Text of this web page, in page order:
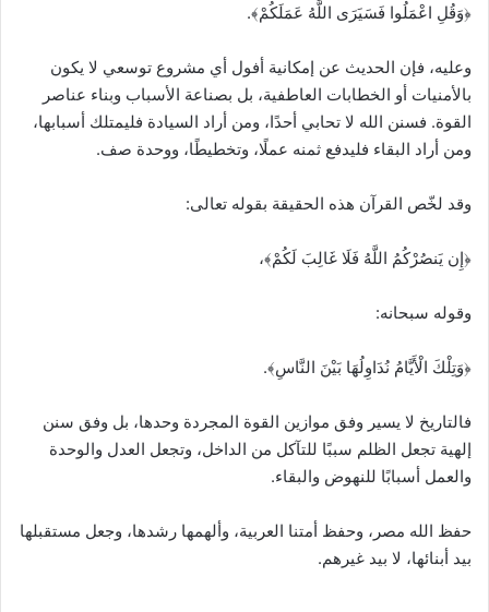
﴿وَقُلِ اعْمَلُوا فَسَيَرَى اللَّهُ عَمَلَكُمْ﴾.
وعليه، فإن الحديث عن إمكانية أفول أي مشروع توسعي لا يكون
بالأمنيات أو الخطابات العاطفية، بل بصناعة الأسباب وبناء عناصر
القوة. فسنن الله لا تحابي أحدًا، ومن أراد السيادة فليمتلك أسبابها،
ومن أراد البقاء فليدفع ثمنه عملًا، وتخطيطًا، ووحدة صف.
وقد لخّص القرآن هذه الحقيقة بقوله تعالى:
﴿إِن يَنصُرْكُمُ اللَّهُ فَلَا غَالِبَ لَكُمْ﴾،
وقوله سبحانه:
﴿وَتِلْكَ الْأَيَّامُ نُدَاوِلُهَا بَيْنَ النَّاسِ﴾.
فالتاريخ لا يسير وفق موازين القوة المجردة وحدها، بل وفق سنن
إلهية تجعل الظلم سببًا للتآكل من الداخل، وتجعل العدل والوحدة
والعمل أسبابًا للنهوض والبقاء.
حفظ الله مصر، وحفظ أمتنا العربية، وألهمها رشدها، وجعل مستقبلها
بيد أبنائها، لا بيد غيرهم.